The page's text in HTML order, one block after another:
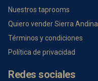
Nuestros taprooms
Quiero vender Sierra Andina
Términos y condiciones
Política de privacidad
Redes sociales